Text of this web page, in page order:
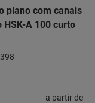
plano com canais
A 100 curto
a partir de